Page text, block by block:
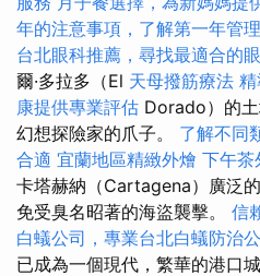
年的注意事項，了解第一年管
台北眼科推薦，尋找最適合的
爾·多拉多（El 天母撥筋療法
康提供專業評估 Dorado）的
幻想探險家的爪子。 了解不同
合適 宜蘭地區精緻外燴 下午茶
卡塔赫納（Cartagena）廣泛
免受臭名昭著的海盜襲擊。 信
白蟻公司，專業台北白蟻防治
已成為一個現代，繁華的港口